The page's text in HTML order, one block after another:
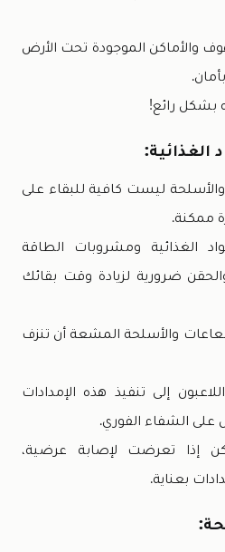
والأماكن الموجودة تحت الأرض
بشكل رائع!
الغذائية:
ليست كافية للبقاء على
ممكنة.
الغذائية ومشروبات الطاقة
ضرورية لزيادة وقت بقائك
والأسلحة المشعة أن تنزف
إلى تنفيذ هذه الإمدادات
الشفاء الفوري.
إذا تعرضت لإصابة عرضية،
بعناية.